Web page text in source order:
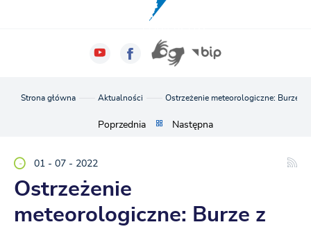
Strona główna Aktualności Ostrzeżenie meteorologiczne: Burze z
Poprzednia Następna
01 - 07 - 2022
Ostrzeżenie
meteorologiczne: Burze z